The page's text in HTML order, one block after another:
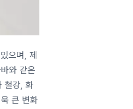
으며, 제
와 같은
철강, 화
큰 변화